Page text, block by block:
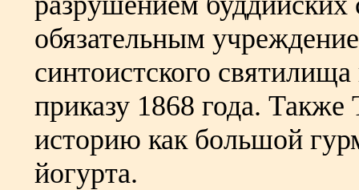
обязательным
синтоистского
приказу 1868 года.
историю как большой
йогурта.